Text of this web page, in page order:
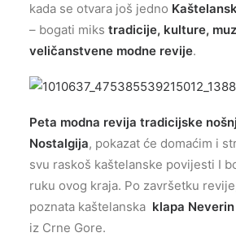
kada se otvara još jedno
– bogati miks tradicije, kulture,
veličanstvene modne revije.
Peta modna revija tradicijske
Nostalgija, pokazat će domaćim i
svu raskoš kaštelanske povijesti I
ruku ovog kraja. Po završetku
poznata kaštelanska klapa Neverin
iz Crne Gore.